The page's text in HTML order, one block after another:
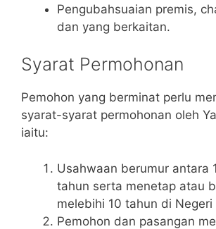
Pengubahsuaian premis,
dan yang berkaitan.
Syarat Permohonan
Pemohon yang berminat perlu
syarat-syarat permohonan oleh
iaitu:
Usahwaan berumur antara
tahun serta menetap atau
melebihi 10 tahun di Negeri
Pemohon dan pasangan